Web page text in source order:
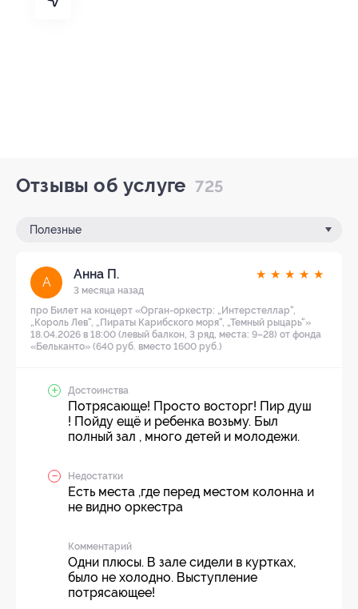
Отзывы об услуге 725
Полезные
А
Анна П.
3 месяца назад
★ ★ ★ ★ ★
про Билет на концерт «Орган-оркестр: „Интерстеллар“,
„Король Лев“, „Пираты Карибского моря“, „Темный рыцарь“»
18.04.2026 в 18:00 (левый балкон, 3 ряд, места: 9–28) от фонда
«Бельканто» (640 руб. вместо 1600 руб.)
Достоинства
Потрясающе! Просто восторг! Пир душ
! Пойду ещё и ребенка возьму. Был
полный зал , много детей и молодежи.
Недостатки
Есть места ,где перед местом колонна и
не видно оркестра
Комментарий
Одни плюсы. В зале сидели в куртках,
было не холодно. Выступление
потрясающее!